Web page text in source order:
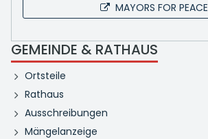
MAYORS FOR PEACE
GEMEINDE & RATHAUS
Ortsteile
Rathaus
Ausschreibungen
Mängelanzeige